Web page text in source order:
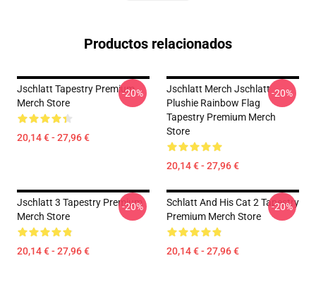
Productos relacionados
Jschlatt Tapestry Premium
Merch Store
20,14 € - 27,96 €
-20%
Jschlatt Merch Jschlatt
Plushie Rainbow Flag
Tapestry Premium Merch
Store
20,14 € - 27,96 €
-20%
Jschlatt 3 Tapestry Premium
Merch Store
20,14 € - 27,96 €
-20%
Schlatt And His Cat 2 Tapestry
Premium Merch Store
20,14 € - 27,96 €
-20%